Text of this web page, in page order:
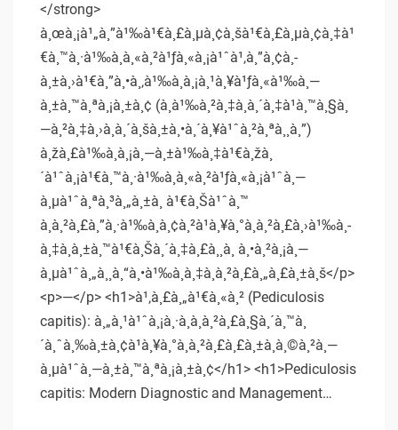
</strong>
à¸œà¸¡à¹„à¸”à¹‰à¹€à¸£à¸µà¸¢à¸šà¹€à¸£à¸µà¸¢à¸‡à¹
€à¸™à¸·à¹‰à¸­à¸«à¸²à¹ƒà¸«à¸¡à¹ˆà¹‚à¸”à¸¢à¸­
à¸±à¸›à¹€à¸”à¸•à¸‚à¹‰à¸­à¸¡à¸¹à¸¥à¹ƒà¸«à¹‰à¸—
à¸±à¸™à¸ªà¸¡à¸±à¸¢ (à¸­à¹‰à¸²à¸‡à¸­à¸´à¸‡à¹à¸™à¸§à¸
—à¸²à¸‡à¸›à¸à¸´à¸šà¸±à¸•à¸´à¸¥à¹ˆà¸²à¸ªà¸¸à¸”)
à¸žà¸£à¹‰à¸­à¸¡à¸—à¸±à¹‰à¸‡à¹€à¸žà¸
´à¹ˆà¸¡à¹€à¸™à¸·à¹‰à¸­à¸«à¸²à¹ƒà¸«à¸¡à¹ˆà¸—
à¸µà¹ˆà¸ªà¸³à¸„à¸±à¸ à¹€à¸Šà¹ˆà¸™
à¸à¸²à¸£à¸”à¸·à¹‰à¸­à¸¢à¸²à¹à¸¥à¸°à¸à¸²à¸£à¸›à¹‰à¸­
à¸‡à¸à¸±à¸™à¹€à¸Šà¸´à¸‡à¸£à¸¸à¸ à¸•à¸²à¸¡à¸—
à¸µà¹ˆà¸„à¸¸à¸“à¸•à¹‰à¸­à¸‡à¸à¸²à¸£à¸„à¸£à¸±à¸š</p>
<p>—</p> <h1>à¹‚à¸£à¸„à¹€à¸«à¸² (Pediculosis
capitis): à¸„à¸¹à¹ˆà¸¡à¸·à¸­à¸à¸²à¸£à¸§à¸´à¸™à¸
´à¸ˆà¸‰à¸±à¸¢à¹à¸¥à¸°à¸à¸²à¸£à¸£à¸±à¸à¸©à¸²à¸—
à¸µà¹ˆà¸—à¸±à¸™à¸ªà¸¡à¸±à¸¢</h1> <h1>Pediculosis
capitis: Modern Diagnostic and Management…